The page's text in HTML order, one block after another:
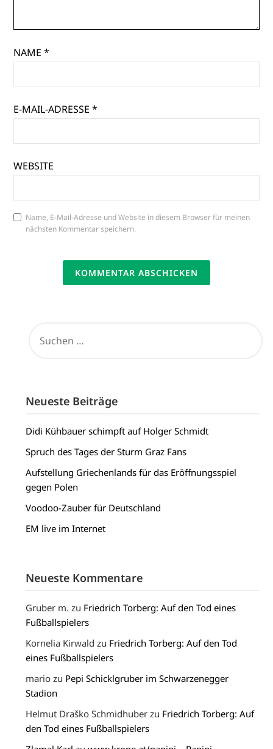
NAME*
E-MAIL-ADRESSE*
WEBSITE
Name, E-Mail-Adresse und Website in diesem Browser für meinen
nächsten Kommentar speichern.
NACH:
Neueste Beiträge
Didi Kühbauer schimpft auf Holger Schmidt
Spruch des Tages der Sturm Graz Fans
Aufstellung Griechenlands für das Eröffnungsspiel
gegen Polen
Voodoo-Zauber für Deutschland
EM live im Internet
Neueste Kommentare
Gruber m. zu Friedrich Torberg: Auf den Tod eines
Fußballspielers
Kornelia Kirwald zu Friedrich Torberg: Auf den Tod
eines Fußballspielers
mario zu Pepi Schicklgruber im Schwarzenegger
Stadion
Helmut Draško Schmidhuber zu Friedrich Torberg: Auf
den Tod eines Fußballspielers